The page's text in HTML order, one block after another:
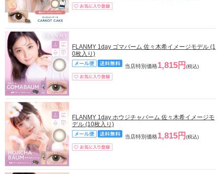
FLANMY 1day ゴマバーム 佐々木希イメージモデル (1
0枚入り)
当店特別価格1,815円 (税込)
FLANMY 1day ホウジチャバーム 佐々木希イメージモ
デル (10枚入り)
当店特別価格1,815円 (税込)